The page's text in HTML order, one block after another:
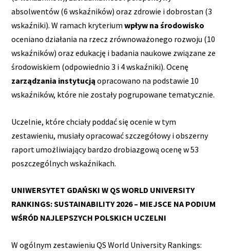
absolwentów (6 wskaźników) oraz zdrowie i dobrostan (3
wskaźniki). W ramach kryteriumwpływ na środowisko
oceniano działania na rzecz zrównoważonego rozwoju (10
wskaźników) oraz edukację i badania naukowe związane ze
środowiskiem (odpowiednio 3 i 4 wskaźniki). Ocenę
zarządzania instytucją opracowano na podstawie 10
wskaźników, które nie zostały pogrupowane tematycznie.
Uczelnie, które chciały poddać się ocenie w tym
zestawieniu, musiały opracować szczegółowy i obszerny
raport umożliwiający bardzo drobiazgową ocenę w 53
poszczególnych wskaźnikach.
UNIWERSYTET GDAŃSKI W QS WORLD UNIVERSITY
RANKINGS: SUSTAINABILITY 2026 – MIEJSCE NA PODIUM
WŚRÓD NAJLEPSZYCH POLSKICH UCZELNI
W ogólnym zestawieniu QS World University Rankings: